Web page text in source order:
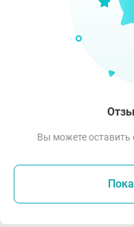
Вы можете оставить